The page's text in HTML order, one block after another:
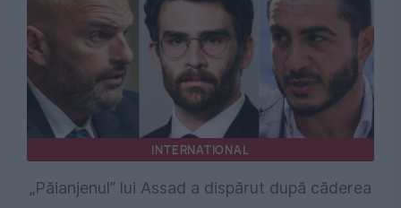
INTERNATIONAL
„Păianjenul” lui Assad a dispărut după căderea